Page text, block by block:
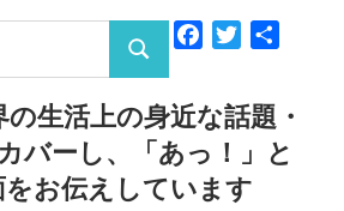
検
索
FacebookTwitter
生活上の身近な話題・
バーし、「あっ！」と
お伝えしています